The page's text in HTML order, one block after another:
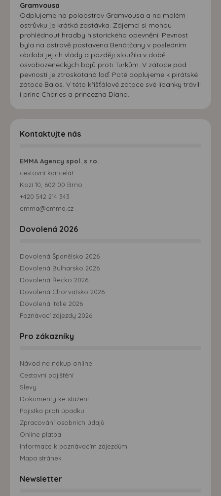
Gramvousa
Odplujeme na poloostrov Gramvousa a na malém
ostrůvku je krátká zastávka. Zájemci si mohou
prohlédnout hradby historického opevnění. Pevnost
byla na ostrově postavena Benátčany v posledním
období jejich vlády a později sloužila v době
osvobozeneckých bojů proti Turkům. V zátoce pod
pevností je ztroskotaná loď. Poté poplujeme k pirátské
zátoce Balos. V této křišťálové zátoce své líbanky trávili
i princ Charles a princezna Diana.
Kontaktujte nás
EMMA Agency spol. s r.o.
cestovní kancelář
Kozí 10, 602 00 Brno
+420 542 214 343
emma@emma.cz
Dovolená 2026
Dovolená Španělsko 2026
Dovolená Bulharsko 2026
Dovolená Řecko 2026
Dovolená Chorvatsko 2026
Dovolená Itálie 2026
Poznávací zájezdy 2026
Pro zákazníky
Návod na nákup online
Cestovní pojištění
Slevy
Dokumenty ke stažení
Pojistka proti úpadku
Zpracování osobních údajů
Online platba
Informace k poznávacím zájezdům
Mapa stránek
Newsletter